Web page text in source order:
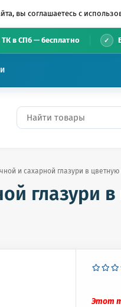
вы соглашаетесь с
в СПб — бесплатно
и сахарной глазури в
глазури
Этот